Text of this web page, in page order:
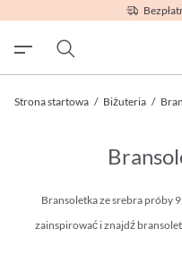
Strona startowa / Biżuteria /
Bransoletka ze srebra próby
zainspirować i znajdź